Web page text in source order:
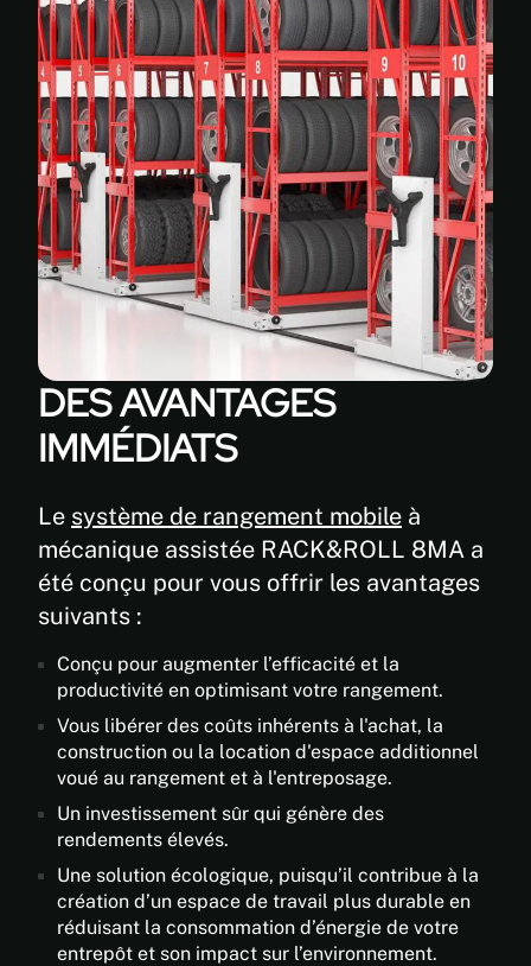
DES AVANTAGES
IMMÉDIATS
Le système de rangement mobile à
mécanique assistée RACK&ROLL 8MA a
été conçu pour vous offrir les avantages
suivants :
Conçu pour augmenter l’efficacité et la
productivité en optimisant votre rangement.
Vous libérer des coûts inhérents à l'achat, la
construction ou la location d'espace additionnel
voué au rangement et à l'entreposage.
Un investissement sûr qui génère des
rendements élevés.
Une solution écologique, puisqu’il contribue à la
création d’un espace de travail plus durable en
réduisant la consommation d’énergie de votre
entrepôt et son impact sur l’environnement.